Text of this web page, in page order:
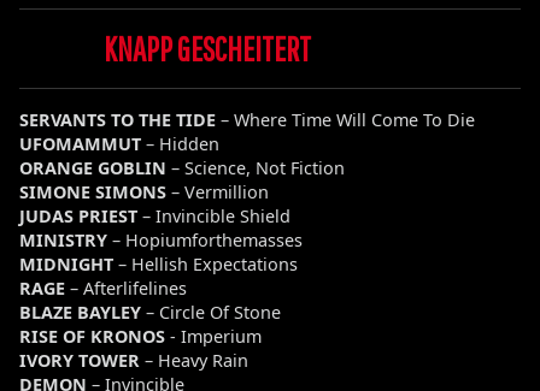
KNAPP GESCHEITERT
SERVANTS TO THE TIDE – Where Time Will Come To Die
UFOMAMMUT – Hidden
ORANGE GOBLIN – Science, Not Fiction
SIMONE SIMONS – Vermillion
JUDAS PRIEST – Invincible Shield
MINISTRY – Hopiumforthemasses
MIDNIGHT – Hellish Expectations
RAGE – Afterlifelines
BLAZE BAYLEY – Circle Of Stone
RISE OF KRONOS - Imperium
IVORY TOWER – Heavy Rain
DEMON – Invincible